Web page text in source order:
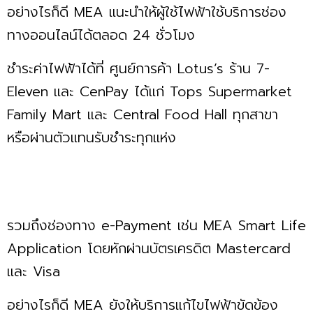
อย่างไรก็ดี MEA แนะนำให้ผู้ใช้ไฟฟ้าใช้บริการช่อง
ทางออนไลน์ได้ตลอด 24 ชั่วโมง
ชำระค่าไฟฟ้าได้ที่ ศูนย์การค้า Lotus’s ร้าน 7-
Eleven และ CenPay ได้แก่ Tops Supermarket
Family Mart และ Central Food Hall ทุกสาขา
หรือผ่านตัวแทนรับชำระทุกแห่ง
รวมถึงช่องทาง e-Payment เช่น MEA Smart Life
Application โดยหักผ่านบัตรเครดิต Mastercard
และ Visa
อย่างไรก็ดี MEA ยังให้บริการแก้ไขไฟฟ้าขัดข้อง